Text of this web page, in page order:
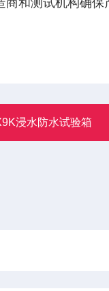
商和测试机构确保
浸水防水试验箱